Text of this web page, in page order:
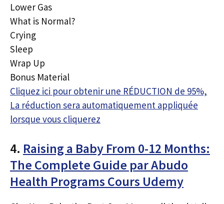
Lower Gas
What is Normal?
Crying
Sleep
Wrap Up
Bonus Material
Cliquez ici pour obtenir une RÉDUCTION de 95%,
La réduction sera automatiquement appliquée
lorsque vous cliquerez
4. Raising a Baby From 0-12 Months:
The Complete Guide par Abudo
Health Programs Cours Udemy